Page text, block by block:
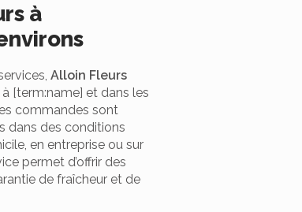
à
Alloin Fleurs
[term:name] et dans les
commandes sont
dans des conditions
en entreprise ou sur
permet d’offrir des
de fraîcheur et de